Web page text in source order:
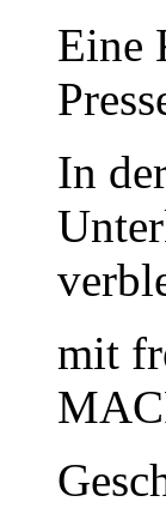
Eine
In
mit